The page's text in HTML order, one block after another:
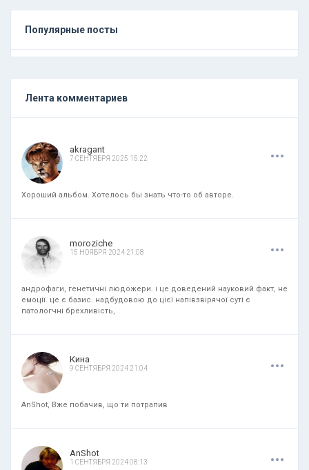
Популярные посты
Лента комментариев
akragant
7 СЕНТЯБРЯ 2025 15:22 ...
Хороший альбом. Хотелось бы знать что-то об авторе.
moroziche
15 НОЯБРЯ 2024 21:08 ...
андрофаги, генетичні людожери. і це доведений науковий факт, не
емоції. це є базис. надбудовою до цієї напівзвірячої суті є
патологчні брехливість,
Кина
9 СЕНТЯБРЯ 2024 21:04 ...
AnShot, Вже побачив, що ти потрапив
AnShot
1 СЕНТЯБРЯ 2024 08:13 ...